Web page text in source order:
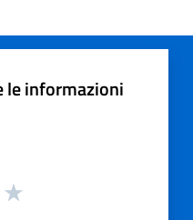
le informazioni